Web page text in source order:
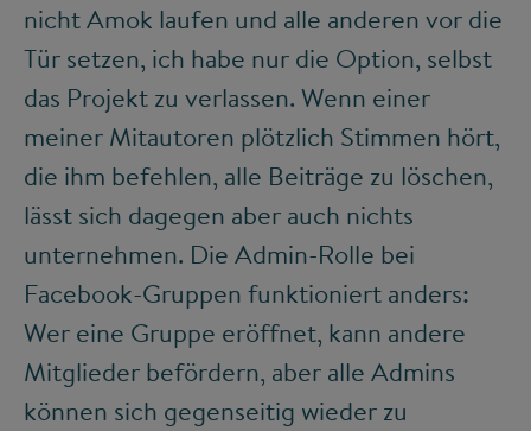
nicht Amok laufen und alle anderen vor die
Tür setzen, ich habe nur die Option, selbst
das Projekt zu verlassen. Wenn einer
meiner Mitautoren plötzlich Stimmen hört,
die ihm befehlen, alle Beiträge zu löschen,
lässt sich dagegen aber auch nichts
unternehmen. Die Admin-Rolle bei
Facebook-Gruppen funktioniert anders:
Wer eine Gruppe eröffnet, kann andere
Mitglieder befördern, aber alle Admins
können sich gegenseitig wieder zu